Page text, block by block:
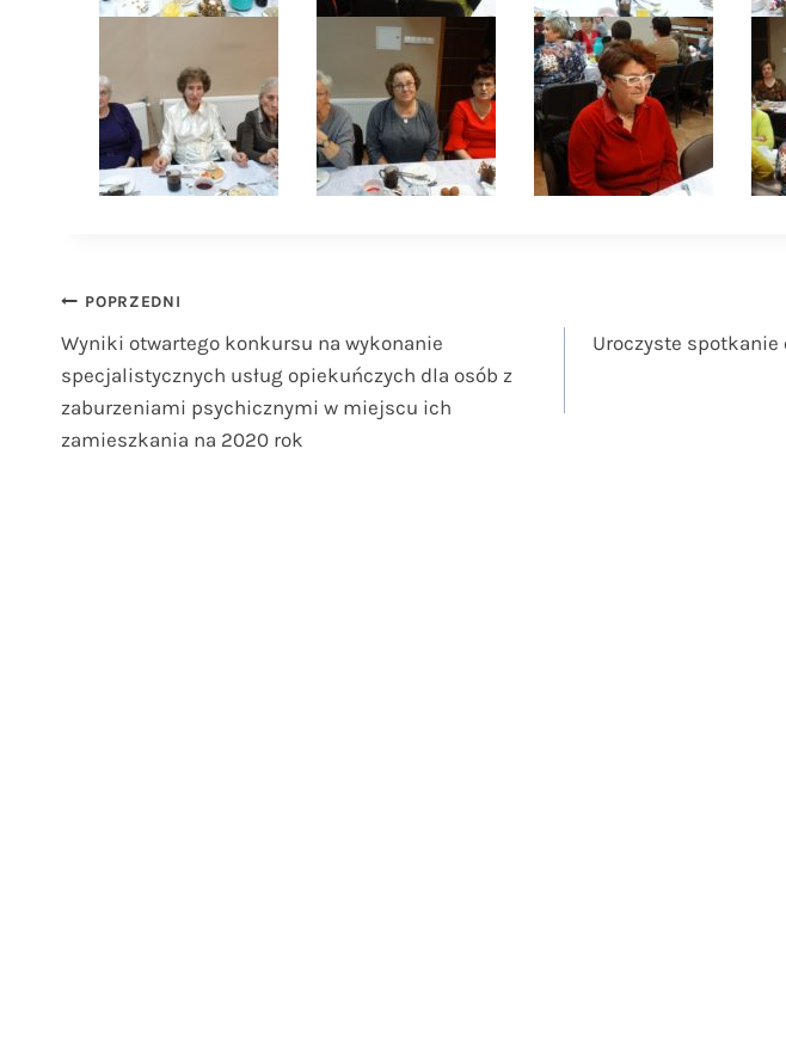
Nawigacja
wpisu
POPRZEDNI
Wyniki otwartego konkursu na wykonanie
specjalistycznych usług opiekuńczych dla osób z
zaburzeniami psychicznymi w miejscu ich
zamieszkania na 2020 rok
Uroczyste spotkanie